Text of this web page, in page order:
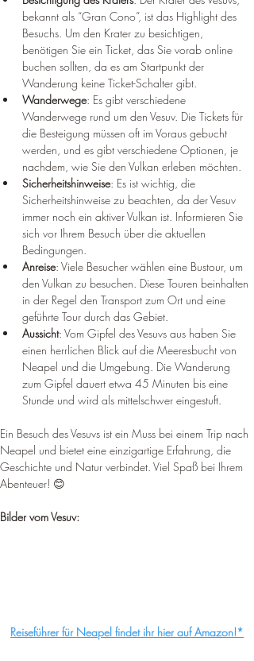
bekannt als “Gran Cono”, ist das Highlight des
Besuchs. Um den Krater zu besichtigen,
benötigen Sie ein Ticket, das Sie vorab online
buchen sollten, da es am Startpunkt der
Wanderung keine Ticket-Schalter gibt.
Wanderwege: Es gibt verschiedene
Wanderwege rund um den Vesuv. Die Tickets für
die Besteigung müssen oft im Voraus gebucht
werden, und es gibt verschiedene Optionen, je
nachdem, wie Sie den Vulkan erleben möchten.
Sicherheitshinweise: Es ist wichtig, die
Sicherheitshinweise zu beachten, da der Vesuv
immer noch ein aktiver Vulkan ist. Informieren Sie
sich vor Ihrem Besuch über die aktuellen
Bedingungen.
Anreise: Viele Besucher wählen eine Bustour, um
den Vulkan zu besuchen. Diese Touren beinhalten
in der Regel den Transport zum Ort und eine
geführte Tour durch das Gebiet.
Aussicht: Vom Gipfel des Vesuvs aus haben Sie
einen herrlichen Blick auf die Meeresbucht von
Neapel und die Umgebung. Die Wanderung
zum Gipfel dauert etwa 45 Minuten bis eine
Stunde und wird als mittelschwer eingestuft.
Ein Besuch des Vesuvs ist ein Muss bei einem Trip nach
Neapel und bietet eine einzigartige Erfahrung, die
Geschichte und Natur verbindet. Viel Spaß bei Ihrem
Abenteuer! 😊
Bilder vom Vesuv:
Reiseführer für Neapel findet ihr hier auf Amazon!*